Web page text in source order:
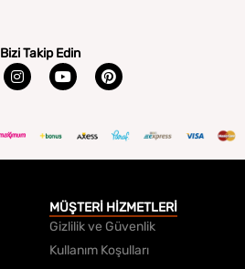
Bizi Takip Edin
MÜŞTERİ HİZMETLERİ
Gizlilik ve Güvenlik
Kullanım Koşulları